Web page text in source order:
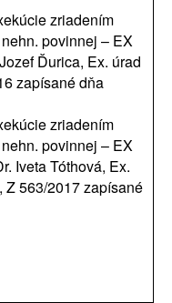
zriadením
povinnej – EX
Ďurica, Ex. úrad
zapísané dňa
zriadením
povinnej – EX
Iveta Tóthová, Ex.
Z 563/2017 zapísané